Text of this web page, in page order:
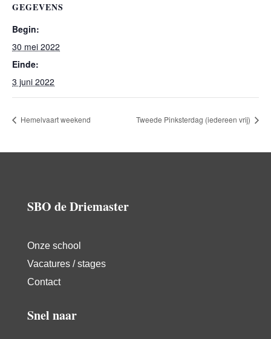
GEGEVENS
Begin:
30 mei 2022
Einde:
3 juni 2022
Hemelvaart weekend Tweede Pinksterdag (iedereen vrij)
SBO de Driemaster
Onze school
Vacatures / stages
Contact
Snel naar